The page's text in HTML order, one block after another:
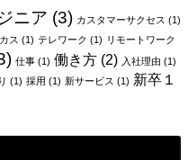
ト
交
換
会
い
ニア (3) カスタマーサクセス (1)
ス (1) テレワーク (1) リモートワーク
仕事 (1) 働き方 (2) 入社理由 (1)
(1) 採用 (1) 新サービス (1) 新卒１